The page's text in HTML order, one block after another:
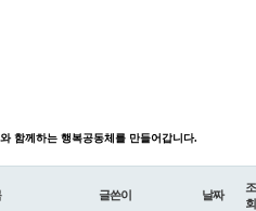
함께하는 행복공동체를 만들어갑니다.
글쓴이 날짜
조
회